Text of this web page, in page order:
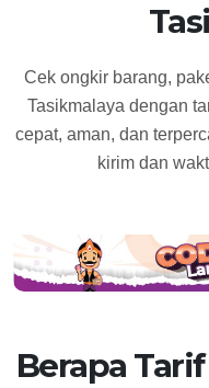
Cek ongkir barang,
Tasikmalaya dengan
cepat, aman, dan
kirim dan
Berapa